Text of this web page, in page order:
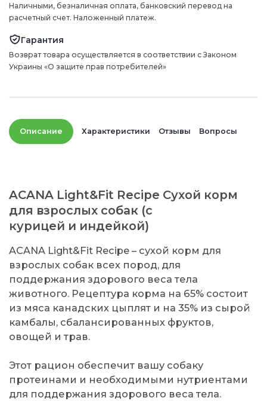
Наличными, безналичная оплата, банковский перевод на
расчетный счет. Наложенный платеж.
Гарантия
Возврат товара осуществляется в соответствии с Законом
Украины «О защите прав потребителей»
Описание Характеристики Отзывы Вопросы
ACANA Light&Fit Recipe Сухой корм
для взрослых собак (с
курицей и индейкой)
ACANA Light&Fit Recipe – сухой корм для
взрослых собак всех пород, для
поддержания здорового веса тела
животного. Рецептура корма на 65% состоит
из мяса канадских цыплят и на 35% из сырой
камбалы, сбалансированных фруктов,
овощей и трав.
Этот рацион обеспечит вашу собаку
протеинами и необходимыми нутриентами
для поддержания здорового веса тела.